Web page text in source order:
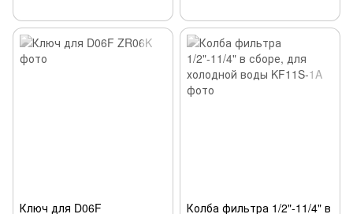
Ключ для D06F
Колба фильтра 1/2"-11/4" в